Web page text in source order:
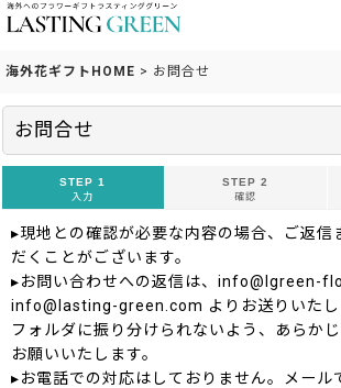
海外花ギフトHOME > お問合せ
お問合せ
STEP 1
入力
STEP 2
確認
▸現地との確認が必要な内容の場合、ご返信
だくことがございます。
▸お問い合わせへの返信は、info@lgreen-
info@lasting-green.com よりお送りいたし
フォルダに振り分けられないよう、あらか
お願いいたします。
▸お電話での対応はしておりません。メール